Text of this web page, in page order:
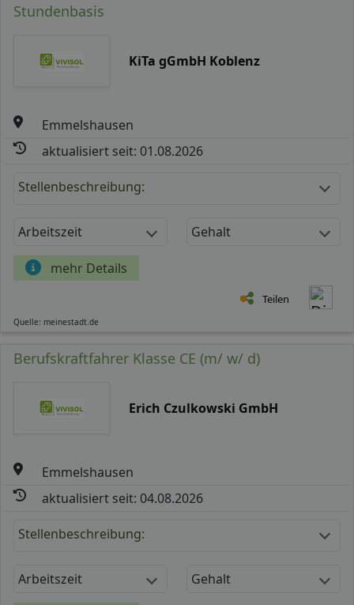
Stundenbasis
KiTa gGmbH Koblenz
Emmelshausen
aktualisiert seit: 01.08.2026
Stellenbeschreibung:
Arbeitszeit Gehalt
mehr Details
Teilen
Quelle: meinestadt.de
Berufskraftfahrer Klasse CE (m/ w/ d)
Erich Czulkowski GmbH
Emmelshausen
aktualisiert seit: 04.08.2026
Stellenbeschreibung:
Arbeitszeit Gehalt